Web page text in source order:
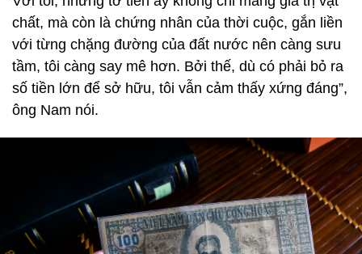
chất, mà còn là chứng nhân của thời cuộc, gắn liền
với từng chặng đường của đất nước nên càng sưu
tầm, tôi càng say mê hơn. Bởi thế, dù có phải bỏ ra
số tiền lớn để sở hữu, tôi vẫn cảm thấy xứng đáng”,
ông Nam nói.